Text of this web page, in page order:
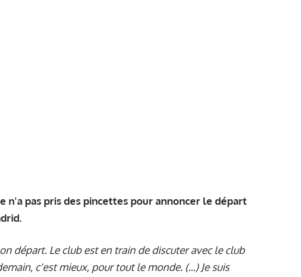
n'a pas pris des pincettes pour annoncer le départ
départ. Le club est en train de discuter avec le club
c'est mieux, pour tout le monde. (...) Je suis